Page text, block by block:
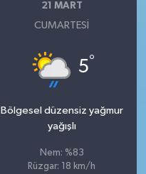
21 MART
CUMARTESI
5°
Bölgesel düzensiz yağmur
yağışlı
Nem: %83
Rüzgar: 18 km/h